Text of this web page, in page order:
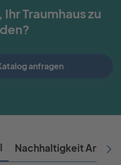
Traumhaus zu
anfragen
Nachhaltigkeit Artikel